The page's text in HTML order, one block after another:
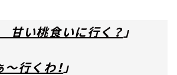
甘い桃食いに行く？」
行くわ！」